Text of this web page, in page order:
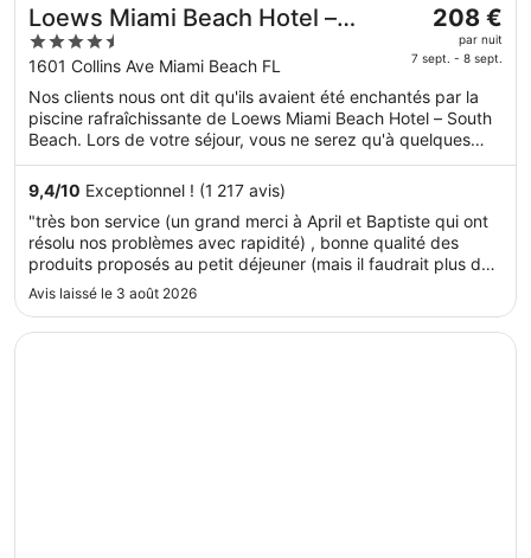
Loews Miami Beach Hotel –
South Beach
4.5
out
of
5
1601 Collins Ave Miami Beach FL
Le
prix
est
de 208 €
par
nuit
du 7
sept..
208 €
par nuit
7 sept. - 8 sept.
Nos clients nous ont dit qu'ils avaient été enchantés par la
piscine rafraîchissante de Loews Miami Beach Hotel – South
Beach. Lors de votre séjour, vous ne serez qu'à quelques
minutes de marche de Zone commerçante de Collins
Avenue. Parmi les prestations de cet hébergement, on
compte 4 des restaurants, un spa proposant des soins
complets et une piscine extérieure. Cet hébergement
propose des services et équipements pour chouchouter les
boules de tous poils, notamment des gamelles pour l'eau et
la nourriture.
9,4/10 Exceptionnel ! (1 217 avis)
"très bon service (un grand merci à April et Baptiste qui ont
résolu nos problèmes avec rapidité) , bonne qualité des
produits proposés au petit déjeuner (mais il faudrait plus de
choix) , piscine un peu trop petite par rapport au nombre de
Avis laissé le 3 août 2026
S’ouvre dans une nouvelle fenêtre
Fontainebleau Miami Beach